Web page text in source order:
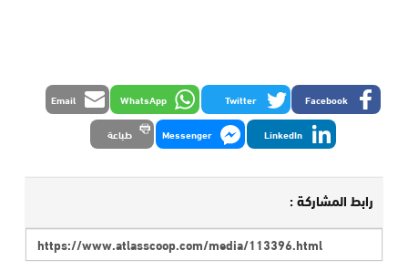
Facebook
Twitter
WhatsApp
Email
LinkedIn
Messenger طباعة
رابط المشاركة :